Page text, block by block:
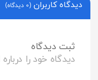
دیدگاه کاربران (0 دیدگاه)
ثبت دیدگاه
دیدگاه خود را